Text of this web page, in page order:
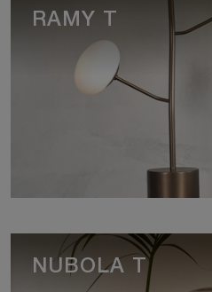
RAMY T
NUBOLA T